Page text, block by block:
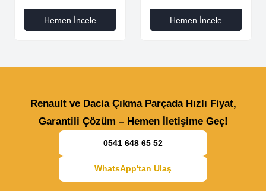
Hemen İncele Hemen İncele
Renault ve Dacia Çıkma Parçada Hızlı Fiyat,
Garantili Çözüm – Hemen İletişime Geç!
0541 648 65 52
WhatsApp'tan Ulaş